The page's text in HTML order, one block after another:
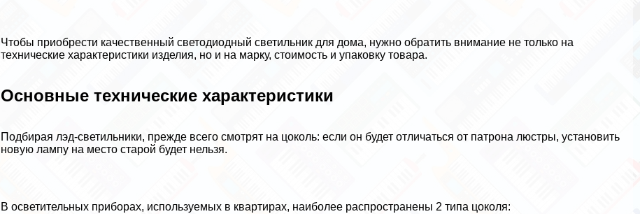
Чтобы приобрести качественный светодиодный светильник для дома, нужно обратить внимание не только на
технические хаpaктеристики изделия, но и на марку, стоимость и упаковку товара.
Основные технические хаpaктеристики
Подбирая лэд-светильники, прежде всего смотрят на цоколь: если он будет отличаться от патрона люстры, установить
новую лампу на место старой будет нельзя.
В осветительных приборах, используемых в квартирах, наиболее распространены 2 типа цоколя: